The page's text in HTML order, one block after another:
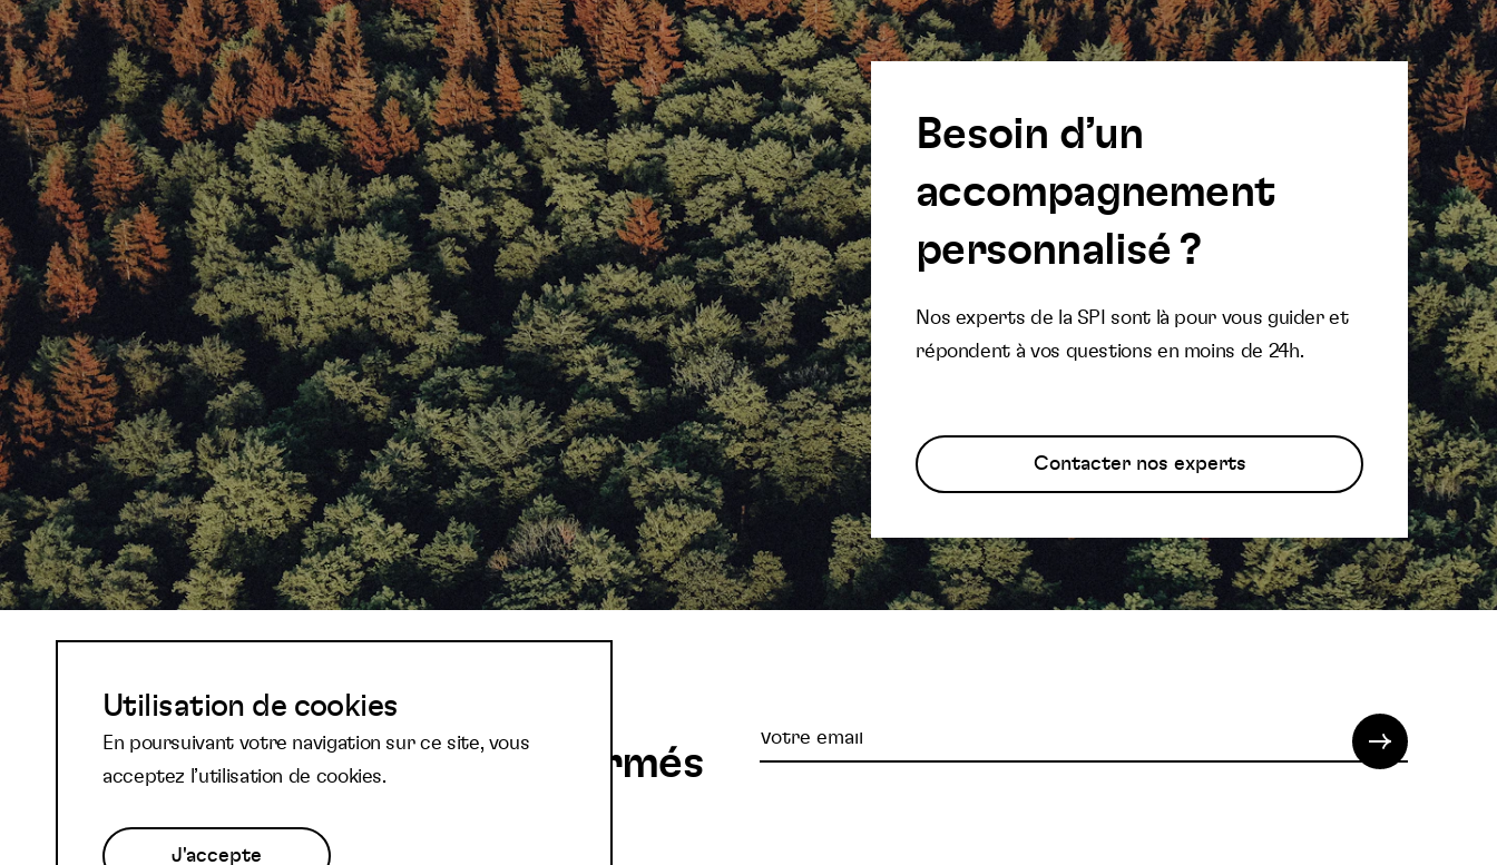
Besoin d’un
accompagnement
personnalisé ?
Nos experts de la SPI sont là pour vous guider et
répondent à vos questions en moins de 24h.
Contacter nos experts
Abonnez-vous à notre
newsletter et restez informés
Votre
Utilisation de cookies
En poursuivant votre navigation sur ce site, vous
acceptez l’utilisation de cookies.
J'accepte